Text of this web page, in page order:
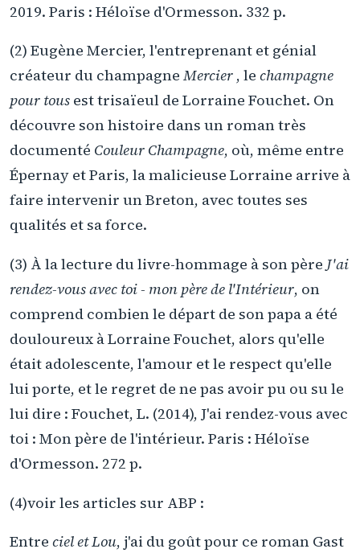
2019. Paris : Héloïse d'Ormesson. 332 p.
(2) Eugène Mercier, l'entreprenant et génial
créateur du champagne Mercier , le champagne
pour tous est trisaïeul de Lorraine Fouchet. On
découvre son histoire dans un roman très
documenté Couleur Champagne, où, même entre
Épernay et Paris, la malicieuse Lorraine arrive à
faire intervenir un Breton, avec toutes ses
qualités et sa force.
(3) À la lecture du livre-hommage à son père J'ai
rendez-vous avec toi - mon père de l'Intérieur, on
comprend combien le départ de son papa a été
douloureux à Lorraine Fouchet, alors qu'elle
était adolescente, l'amour et le respect qu'elle
lui porte, et le regret de ne pas avoir pu ou su le
lui dire : Fouchet, L. (2014), J'ai rendez-vous avec
toi : Mon père de l'intérieur. Paris : Héloïse
d'Ormesson. 272 p.
(4)voir les articles sur ABP :
Entre ciel et Lou, j'ai du goût pour ce roman Gast